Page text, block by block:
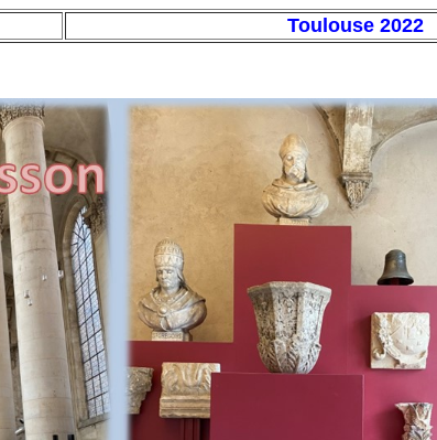
Toulouse 2022